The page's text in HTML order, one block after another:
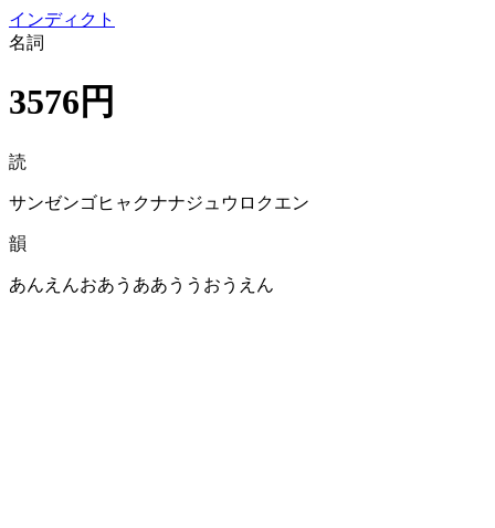
インディクト
名詞
3576円
読
サンゼンゴヒャクナナジュウロクエン
韻
あんえんおあうああううおうえん